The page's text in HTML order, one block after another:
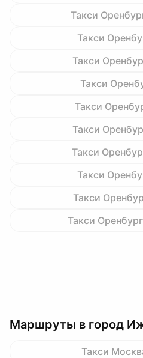
Такси
Такси
Такси
Такси
Такси
Такси
Такси
Такси
Такси
Такси
Маршруты в город
Такси